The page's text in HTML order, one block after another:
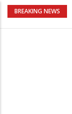
BREAKING NEWS